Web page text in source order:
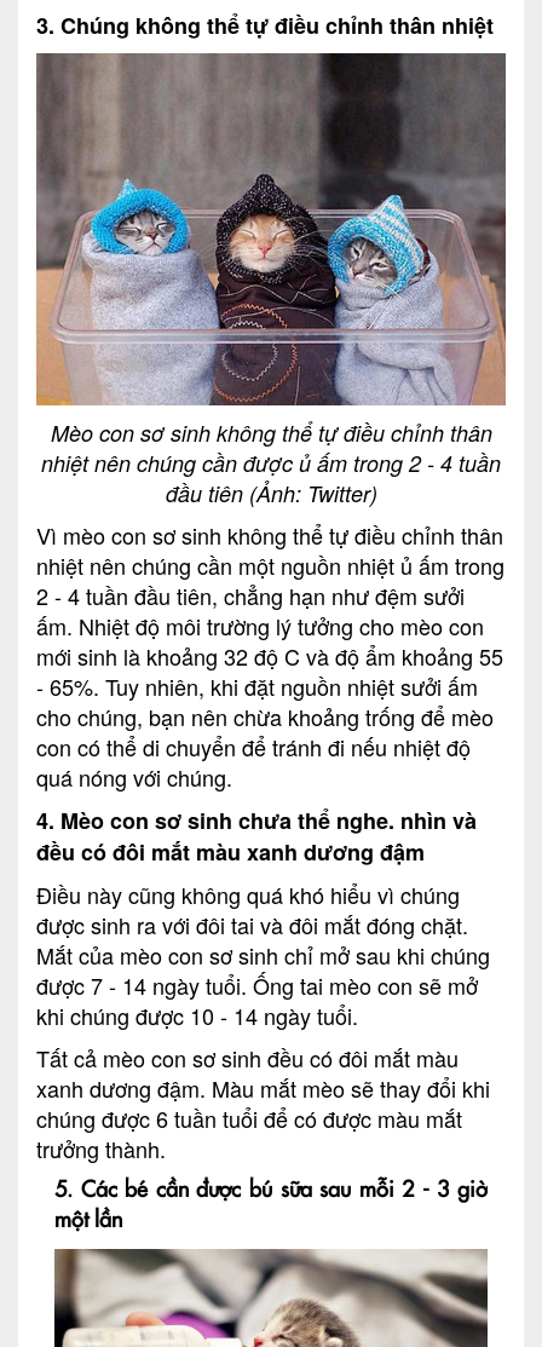
3. Chúng không thể tự điều chỉnh thân nhiệt
Mèo con sơ sinh không thể tự điều chỉnh thân
nhiệt nên chúng cần được ủ ấm trong 2 - 4 tuần
đầu tiên (Ảnh: Twitter)
Vì mèo con sơ sinh không thể tự điều chỉnh thân
nhiệt nên chúng cần một nguồn nhiệt ủ ấm trong
2 - 4 tuần đầu tiên, chẳng hạn như đệm sưởi
ấm. Nhiệt độ môi trường lý tưởng cho mèo con
mới sinh là khoảng 32 độ C và độ ẩm khoảng 55
- 65%. Tuy nhiên, khi đặt nguồn nhiệt sưởi ấm
cho chúng, bạn nên chừa khoảng trống để mèo
con có thể di chuyển để tránh đi nếu nhiệt độ
quá nóng với chúng.
4. Mèo con sơ sinh chưa thể nghe. nhìn và
đều có đôi mắt màu xanh dương đậm
Điều này cũng không quá khó hiểu vì chúng
được sinh ra với đôi tai và đôi mắt đóng chặt.
Mắt của mèo con sơ sinh chỉ mở sau khi chúng
được 7 - 14 ngày tuổi. Ống tai mèo con sẽ mở
khi chúng được 10 - 14 ngày tuổi.
Tất cả mèo con sơ sinh đều có đôi mắt màu
xanh dương đậm. Màu mắt mèo sẽ thay đổi khi
chúng được 6 tuần tuổi để có được màu mắt
trưởng thành.
5. Các bé cần được bú sữa sau mỗi 2 - 3 giờ
một lần